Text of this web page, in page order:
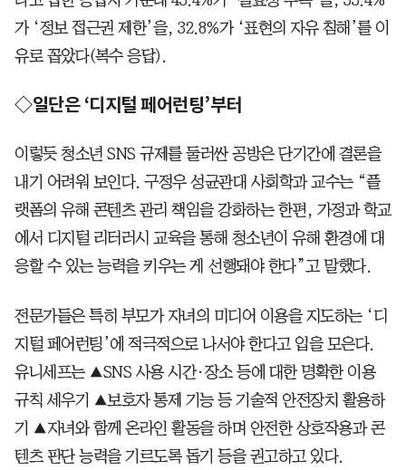
가 ‘정보 접근권 제한’을, 32.8%가 ‘표현의 자유 침해’를 이
유로 꼽았다(복수 응답).
◇일단은 ‘디지털 페어런팅’부터
이렇듯 청소년 SNS 규제를 둘러싼 공방은 단기간에 결론을
내기 어려워 보인다. 구정우 성균관대 사회학과 교수는 “플
랫폼의 유해 콘텐츠 관리 책임을 강화하는 한편, 가정과 학교
에서 디지털 리터러시 교육을 통해 청소년이 유해 환경에 대
응할 수 있는 능력을 키우는 게 선행돼야 한다”고 말했다.
전문가들은 특히 부모가 자녀의 미디어 이용을 지도하는 ‘디
지털 페어런팅’에 적극적으로 나서야 한다고 입을 모은다.
유니세프는 ▲SNS 사용 시간·장소 등에 대한 명확한 이용
규칙 세우기 ▲보호자 통제 기능 등 기술적 안전장치 활용하
기 ▲자녀와 함께 온라인 활동을 하며 안전한 상호작용과 콘
텐츠 판단 능력을 기르도록 돕기 등을 권고하고 있다.